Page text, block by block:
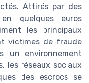
Attirés par des
quelques euros
les principaux
victimes de fraude
un environnement
les réseaux sociaux
des escrocs se